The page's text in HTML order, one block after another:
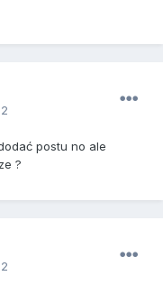
postu no ale
?